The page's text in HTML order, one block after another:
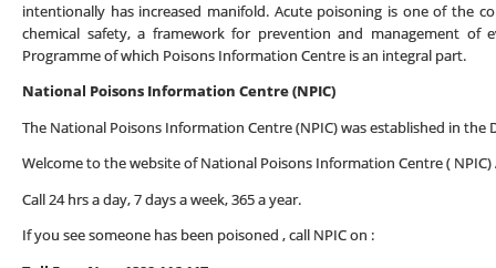
intentionally has increased manifold. Acute poisoning is one of the
chemical safety, a framework for prevention and management of
Programme of which Poisons Information Centre is an integral part.
National Poisons Information Centre (NPIC)
The National Poisons Information Centre (NPIC) was established in the
Welcome to the website of National Poisons Information Centre ( NPIC)
Call 24 hrs a day, 7 days a week, 365 a year.
If you see someone has been poisoned , call NPIC on :